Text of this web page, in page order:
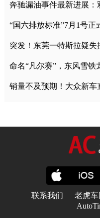
突发！东莞一特斯拉疑失
命名“凡尔赛”，东风雪铁
销量不及预期！大众新车
联系我们 老虎车